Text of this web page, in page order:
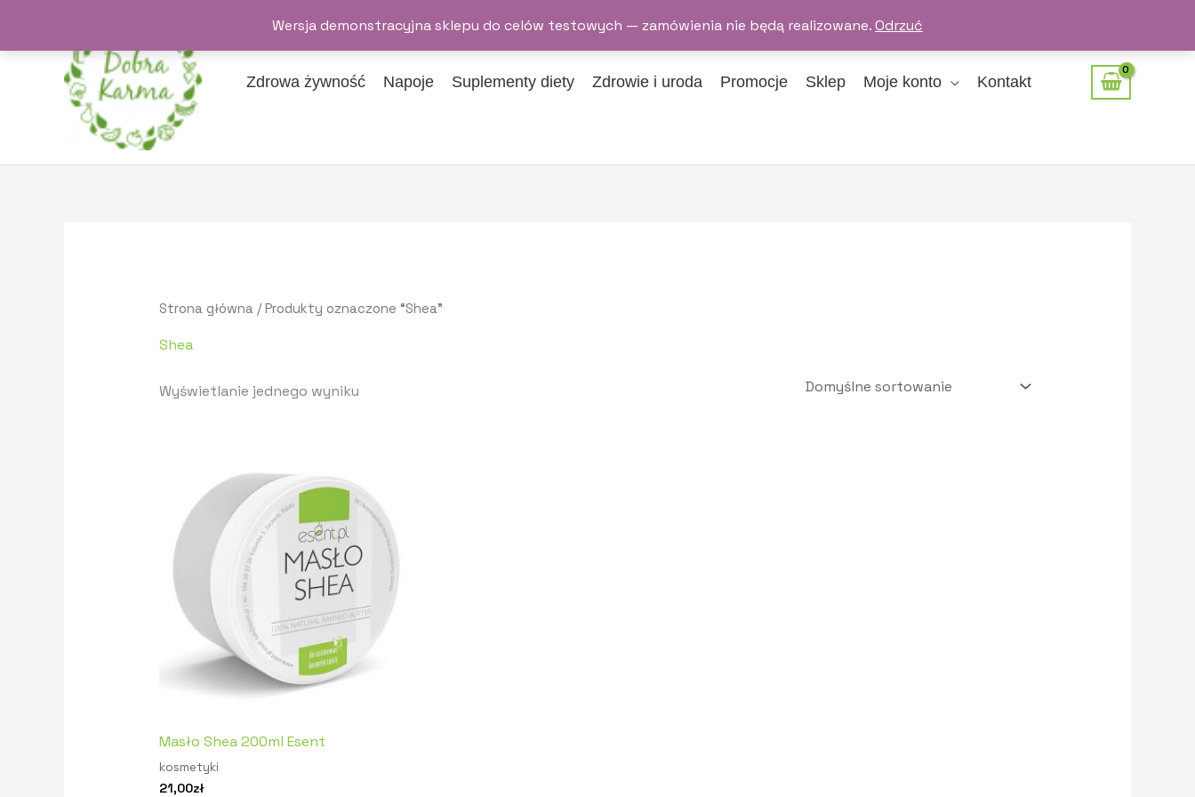
Wersja demonstracyjna sklepu do celów testowych — zamówienia nie będą realizowane.Odrzuć
treści
Zdrowa żywność Napoje Suplementy diety Zdrowie i uroda Promocje Sklep Moje konto Kontakt
Strona główna/ Produkty oznaczone “Shea”
Shea
Wyświetlanie jednego wyniku
Masło Shea 200ml Esent
kosmetyki
21,00zł